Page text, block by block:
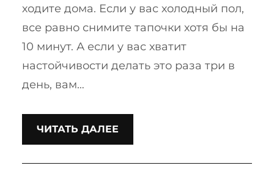
ходите дома. Если у вас холодный пол,
все равно снимите тапочки хотя бы на
10 минут. А если у вас хватит
настойчивости делать это раза три в
день, вам…
ЧИТАТЬ ДАЛЕЕ